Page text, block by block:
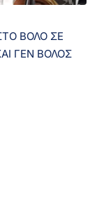
ΒΟΛΟ ΣΕ
ΓΕΝ ΒΟΛΟΣ